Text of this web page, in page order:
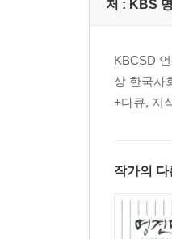
저 : KBS
KBCSD
상 한국사
+다큐, 지
작가의